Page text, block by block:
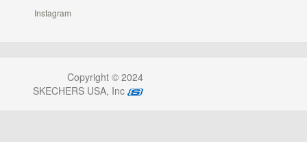
Instagram
Copyright © 2024
SKECHERS USA, Inc